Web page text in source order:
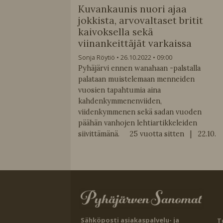
Kuvankaunis nuori ajaa
jokkista, arvovaltaset britit
kaivoksella sekä
viinankeittäjät varkaissa
Sonja Röytiö 26.10.2022
09:00
Pyhäjärvi ennen wanahaan -palstalla
palataan muistelemaan menneiden
vuosien tapahtumia aina
kahdenkymmenenviiden,
viidenkymmenen sekä sadan vuoden
päähän vanhojen lehtiartikkeleiden
siivittämänä. 25 vuotta sitten | 22.10.
Sähköposti asiakaspalvelu- ja